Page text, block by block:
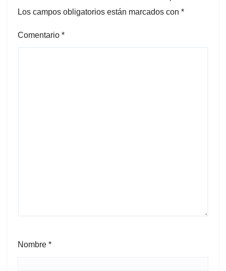
Los campos obligatorios están marcados con *
Comentario *
Nombre *